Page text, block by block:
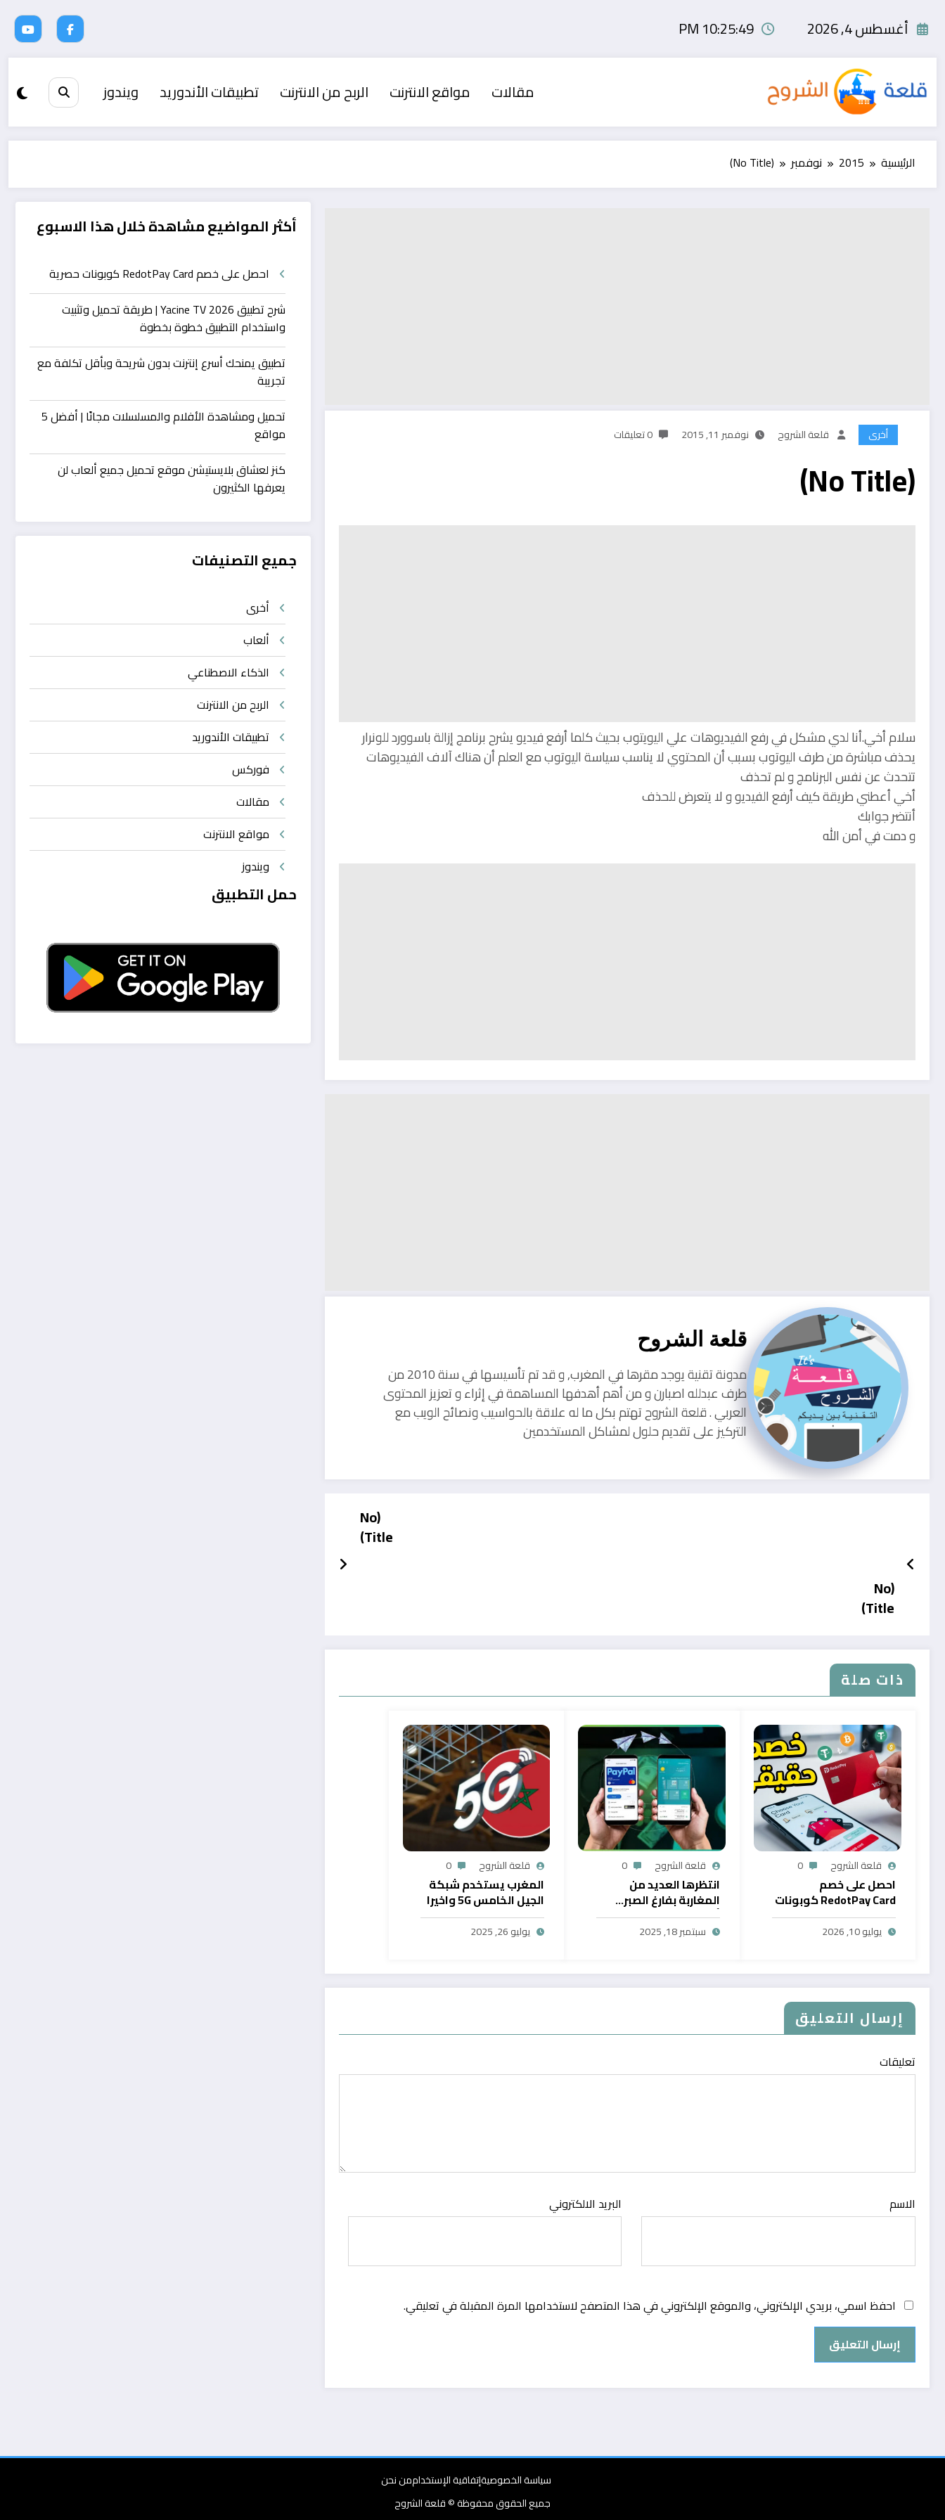
أغسطس 4, 2026 10:25:50 PM
مقالات مواقع الانترنت الربح من الانترنت تطبيقات الأندوريد ويندوز
الرئيسية 2015 نوفمبر (No Title)
أخرى قلعة الشروح نوفمبر 11, 2015 0 تعليقات
(No Title)
سلام أخي.أنا لدي مشكل في رفع الفيديوهات علي اليويتوب بحيث كلما أرفع فيديو يشرح برنامج إزالة باسوورد للونرار
يحذف مباشرة من طرف اليوتوب بسبب أن المحتوي لا يناسب سياسة اليوتوب مع العلم أن هناك آلاف الفيديوهات
تتحدث عن نفس البرنامج و لم تحذف
أخي أعطني طريقة كيف أرفع الفيديو و لا يتعرض للحذف
أنتضر جوابك
و دمت في أمن الله
قلعة الشروح
مدونة تقنية يوجد مقرها في المغرب, و قد تم تأسيسها في سنة 2010 من
طرف عبدلله اصبارن و من أهم أهدفها المساهمة في إثراء و تعزيز المحتوى
العربي . قلعة الشروح تهتم بكل ما له علاقة بالحواسيب ونصائح الويب مع
التركيز على تقديم حلول لمشاكل المستخدمين
(No
Title)
(No
Title)
ذات صلة
قلعة الشروح 0
احصل على خصم
RedotPay Card كوبونات
حصرية
يوليو 10, 2026
قلعة الشروح 0
انتظرها العديد من
المغاربة بفارغ الصبر…
أول خدمة رقمية تتيح
سحب الرصيد من بايبال
سبتمبر 18, 2025
قلعة الشروح 0
المغرب يستخدم شبكة
الجيل الخامس 5G واخيرا
يوليو 26, 2025
إرسال التعليق
تعليقات
الاسم البريد الالكتروني
احفظ اسمي، بريدي الإلكتروني، والموقع الإلكتروني في هذا المتصفح لاستخدامها المرة المقبلة في تعليقي.
أكثر المواضيع مشاهدة خلال هذا الاسبوع
احصل على خصم RedotPay Card كوبونات حصرية
شرح تطبيق Yacine TV 2026 | طريقة تحميل وتثبيت
واستخدام التطبيق خطوة بخطوة
تطبيق يمنحك أسرع إنترنت بدون شريحة وبأقل تكلفة مع
تجريبة
تحميل ومشاهدة الأفلام والمسلسلات مجانًا | أفضل 5
مواقع
كنز لعشاق بلايستيشن موقع تحميل جميع ألعاب لن
يعرفها الكثيرون
جميع التصنيفات
أخرى
ألعاب
الذكاء الاصطناعي
الربح من الانترنت
تطبيقات الأندوريد
فوركس
مقالات
مواقع الانترنت
ويندوز
حمل التطبيق
سياسة الخصوصيةإتفاقية الإستخداممن نحن
جميع الحقوق محفوظة © قلعة الشروح